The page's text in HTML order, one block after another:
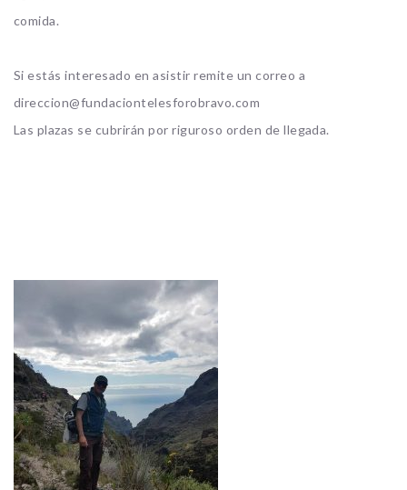
comida.
Si estás interesado en asistir remite un correo a
direccion@fundaciontelesforobravo.com
Las plazas se cubrirán por riguroso orden de llegada.